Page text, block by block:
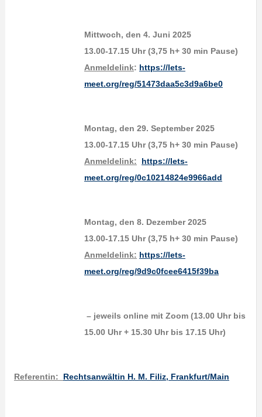
Mittwoch, den 4. Juni 2025
13.00-17.15 Uhr (3,75 h+ 30 min Pause)
Anmeldelink: https://lets-
meet.org/reg/51473daa5c3d9a6be0
Montag, den 29. September 2025
13.00-17.15 Uhr (3,75 h+ 30 min Pause)
Anmeldelink:
https://lets-
meet.org/reg/0c10214824e9966add
Montag, den 8. Dezember 2025
13.00-17.15 Uhr (3,75 h+ 30 min Pause)
Anmeldelink: https://lets-
meet.org/reg/9d9c0fcee6415f39ba
– jeweils online mit Zoom (13.00 Uhr bis
15.00 Uhr + 15.30 Uhr bis 17.15 Uhr)
Referentin: Rechtsanwältin H. M. Filiz, Frankfurt/Main